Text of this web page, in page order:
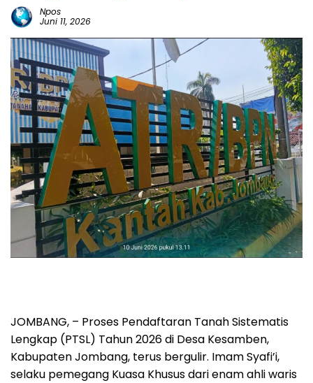
Npos
Juni 11, 2026
JOMBANG, – Proses Pendaftaran Tanah Sistematis
Lengkap (PTSL) Tahun 2026 di Desa Kesamben,
Kabupaten Jombang, terus bergulir. Imam Syafi’i,
selaku pemegang Kuasa Khusus dari enam ahli waris